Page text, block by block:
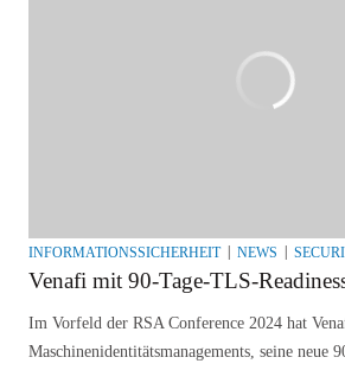
INFORMATIONSSICHERHEIT NEWS
Venafi mit 90-Tage-TLS-
Im Vorfeld der RSA Conference 2024 hat
Maschinenidentitätsmanagements, seine neue